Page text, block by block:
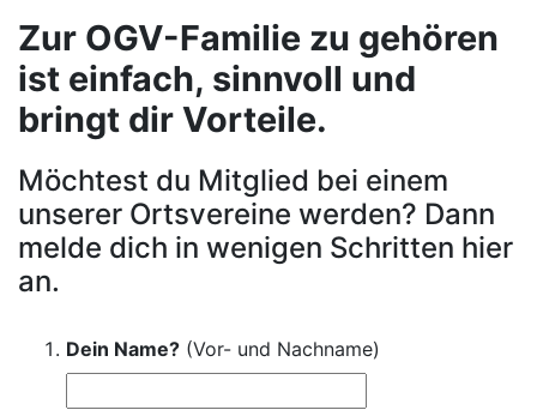
Zur OGV-Familie zu gehören
ist einfach, sinnvoll und
bringt dir Vorteile.
Möchtest du Mitglied bei einem
unserer Ortsvereine werden? Dann
melde dich in wenigen Schritten hier
an.
Dein Name? (Vor- und Nachname)